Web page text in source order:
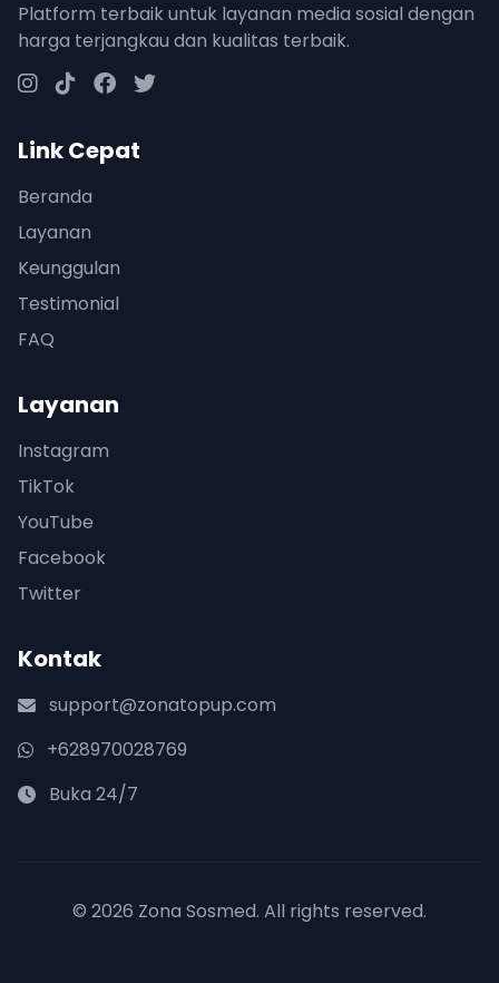
Platform terbaik untuk layanan media sosial dengan
harga terjangkau dan kualitas terbaik.
Link Cepat
Beranda
Layanan
Keunggulan
Testimonial
FAQ
Layanan
Instagram
TikTok
YouTube
Facebook
Twitter
Kontak
support@zonatopup.com
+628970028769
Buka 24/7
© 2026 Zona Sosmed. All rights reserved.